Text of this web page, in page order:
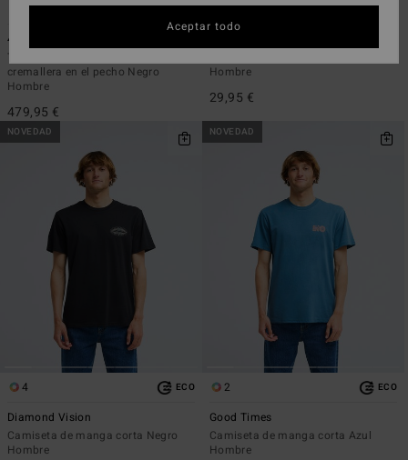
4/3mm Furnace Ultra Gullwing
Traje de surf con capucha y
cremallera en el pecho Negro
Hombre
479,95 €
4 ECO
Hombre
29,95 €
NOVEDAD
4 ECO
Diamond Vision
Camiseta de manga corta Negro
Hombre
NOVEDAD
2 ECO
Good Times
Camiseta de manga corta Azul
Hombre
Aceptar todo